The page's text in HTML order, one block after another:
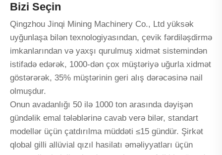
Bizi Seçin
Qingzhou Jinqi Mining Machinery Co., Ltd yüksək
uyğunlaşa bilən texnologiyasından, çevik fərdiləşdirmə
imkanlarından və yaxşı qurulmuş xidmət sistemindən
istifadə edərək, 1000-dən çox müştəriyə uğurla xidmət
göstərərək, 35% müştərinin geri alış dərəcəsinə nail
olmuşdur.
Onun avadanlığı 50 ilə 1000 ton arasında dəyişən
gündəlik emal tələblərinə cavab verə bilər, standart
modellər üçün çatdırılma müddəti ≤15 gündür. Şirkət
qlobal gilli allüvial qızıl hasilatı əməliyyatları üçün